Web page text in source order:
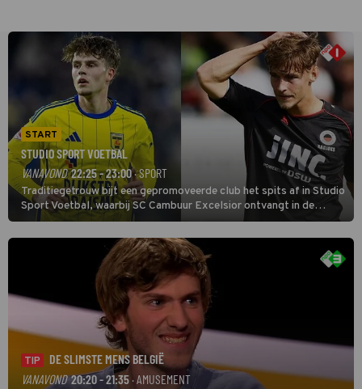
START
STUDIO SPORT VOETBAL
VANAVOND 22:25 - 23:00· SPORT
Traditiegetrouw bijt een gepromoveerde club het spits af in Studio
Sport Voetbal, waarbij SC Cambuur Excelsior ontvangt in de
eerste wedstrijd van het nieuwe Eredivisieseizoen. De nieuwe
oefenmeester is Johan Plat en hij wil aanvallend voetballen.
TIP
DE SLIMSTE MENS BELGIË
VANAVOND 20:20 - 21:35· AMUSEMENT